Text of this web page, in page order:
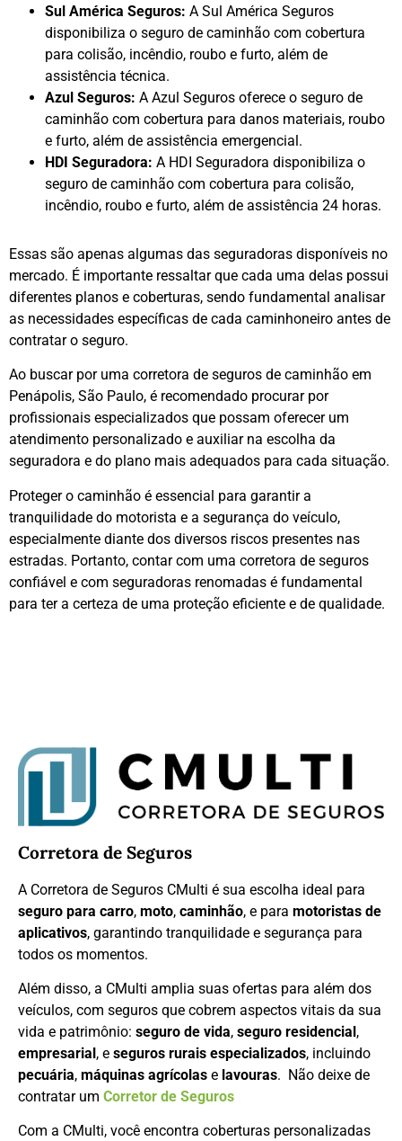
Sul América Seguros: A Sul América Seguros
disponibiliza o seguro de caminhão com cobertura
para colisão, incêndio, roubo e furto, além de
assistência técnica.
Azul Seguros: A Azul Seguros oferece o seguro de
caminhão com cobertura para danos materiais, roubo
e furto, além de assistência emergencial.
HDI Seguradora: A HDI Seguradora disponibiliza o
seguro de caminhão com cobertura para colisão,
incêndio, roubo e furto, além de assistência 24 horas.
Essas são apenas algumas das seguradoras disponíveis no
mercado. É importante ressaltar que cada uma delas possui
diferentes planos e coberturas, sendo fundamental analisar
as necessidades específicas de cada caminhoneiro antes de
contratar o seguro.
Ao buscar por uma corretora de seguros de caminhão em
Penápolis, São Paulo, é recomendado procurar por
profissionais especializados que possam oferecer um
atendimento personalizado e auxiliar na escolha da
seguradora e do plano mais adequados para cada situação.
Proteger o caminhão é essencial para garantir a
tranquilidade do motorista e a segurança do veículo,
especialmente diante dos diversos riscos presentes nas
estradas. Portanto, contar com uma corretora de seguros
confiável e com seguradoras renomadas é fundamental
para ter a certeza de uma proteção eficiente e de qualidade.
Corretora de Seguros
A Corretora de Seguros CMulti é sua escolha ideal para
seguro para carro, moto, caminhão, e para motoristas de
aplicativos, garantindo tranquilidade e segurança para
todos os momentos.
Além disso, a CMulti amplia suas ofertas para além dos
veículos, com seguros que cobrem aspectos vitais da sua
vida e patrimônio: seguro de vida, seguro residencial,
empresarial, e seguros rurais especializados, incluindo
pecuária, máquinas agrícolas e lavouras. Não deixe de
contratar um Corretor de Seguros
Com a CMulti, você encontra coberturas personalizadas